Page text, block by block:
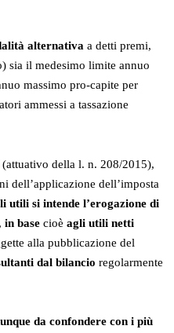
alternativa a detti premi,
sia il medesimo limite annuo
massimo pro-capite per
ammessi a tassazione
(attuativo della l. n. 208/2015),
dell’applicazione dell’imposta
utili si intende l’erogazione di
in basecioè agli utili netti
alla pubblicazione del
dal bilancioregolarmente
da confondere con i più